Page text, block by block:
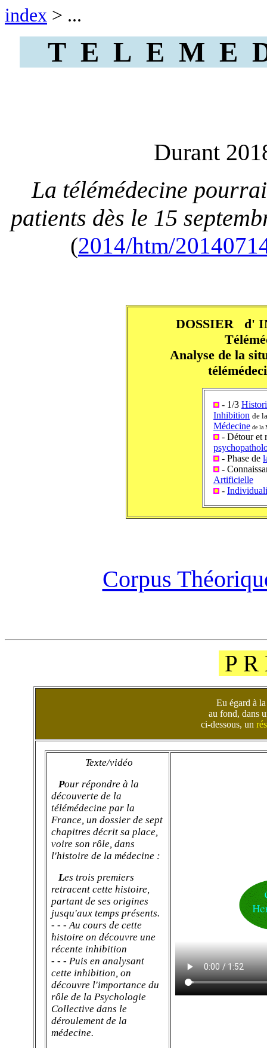
index > ...
T E L E M E
Durant
La télémédecine
patients dès le 15
(2014/htm/
DOSSIER d'
Analyse de la
- 1/3
Inhibition de
Médecine de la
- Détour et
- Phase de
-
Artificielle
-
Corpus
P
Eu égard à
au fond, dans
ci-dessous, un
Texte/vidéo
Pour répondre à la
découverte de la
télémédecine par la
France, un dossier de sept
chapitres décrit sa place,
voire son rôle, dans
l'histoire de la médecine :
Les trois premiers
retracent cette histoire,
partant de ses origines
jusqu'aux temps présents.
- - - Au cours de cette
histoire on découvre une
récente inhibition
- - - Puis en analysant
cette inhibition, on
découvre l'importance du
rôle de la Psychologie
Collective dans le
déroulement de la
médecine.